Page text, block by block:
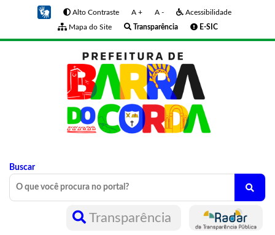
Alto Contraste A + A -
Acessibilidade
Mapa do Site
Transparência E-SIC
Buscar
Transparência